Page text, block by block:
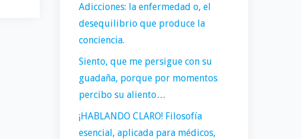
Adicciones: la enfermedad o, el
desequilibrio que produce la
conciencia.
Siento, que me persigue con su
guadaña, porque por momentos
percibo su aliento…
¡HABLANDO CLARO! Filosofía
esencial, aplicada para médicos,